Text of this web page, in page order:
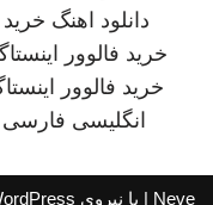
دانلود اهنگ خرید
خرید فالوور
خرید فالوور
انگلیسی فارسی
Neve | با نیروی